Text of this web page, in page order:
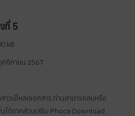
ที่ 5
kB
จิกายน 2567
าวน์โหลดเอกสาร ท่านสามารถลบหรือ
มได้จากส่วนเสริม Phoca Download